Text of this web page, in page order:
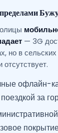
— 3G
но в
отсутствует.
офлайн-
за